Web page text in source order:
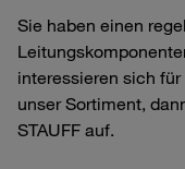
Sie haben einen
interessieren sich
unser Sortiment,
STAUFF auf.